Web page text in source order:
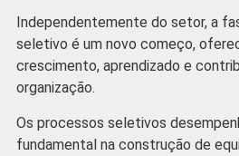
Independentemente do setor, a
seletivo é um novo começo,
crescimento, aprendizado e
organização.
Os processos seletivos
fundamental na construção de